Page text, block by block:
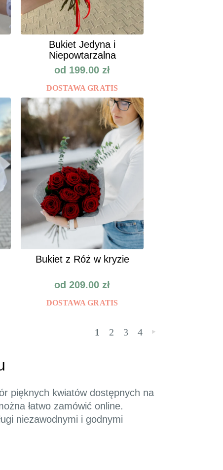
Bukiet Jedyna i
Niepowtarzalna
od 199.00 zł
DOSTAWA GRATIS
Bukiet z Róż w kryzie
od 209.00 zł
DOSTAWA GRATIS
1 2 3 4 »
pięknych kwiatów dostępnych na
łatwo zamówić online.
niezawodnymi i godnymi